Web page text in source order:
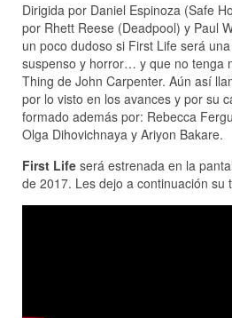
Dirigida por Daniel Espinoza (Safe
por Rhett Reese (Deadpool) y Paul
un poco dudoso si First Life será
suspenso y horror… y que no tenga
Thing de John Carpenter. Aún así
por lo visto en los avances y por su
formado además por: Rebecca
Olga Dihovichnaya y Ariyon Bakare.
First Life será estrenada en la
de 2017. Les dejo a continuación su